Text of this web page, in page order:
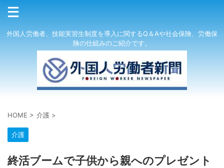
外国人労働者、技能実習生制度を導入に関するQ＆Aや社会保険、労働保
険の仕組みのご紹介です。
HOME > 介護 >
介護
終活ブームで子供から親へのプレゼント